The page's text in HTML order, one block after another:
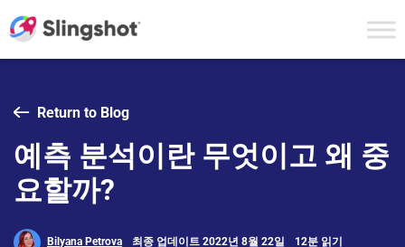
Return to Blog
예측 분석이란 무엇이고 왜 중
요할까?
Bilyana Petrova 최종 업데이트 2022년 8월 22일 12분 읽기